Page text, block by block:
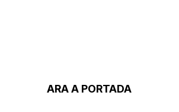
ARA A PORTADA